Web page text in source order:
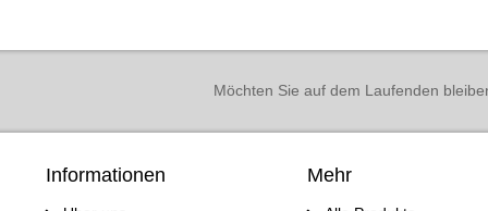
Möchten Sie auf dem Laufenden
Informationen Mehr